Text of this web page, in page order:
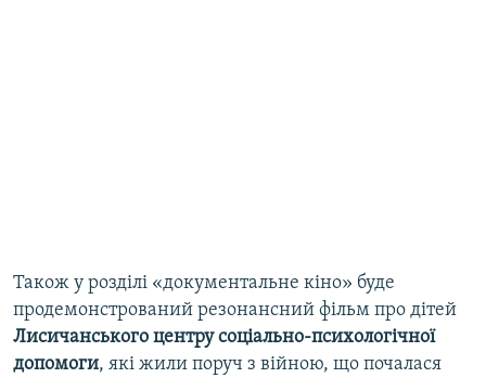
Також у розділі «документальне кіно» буде
продемонстрований резонансний фільм про дітей
Лисичанського центру соціально-психологічної
допомоги, які жили поруч з війною, що почалася